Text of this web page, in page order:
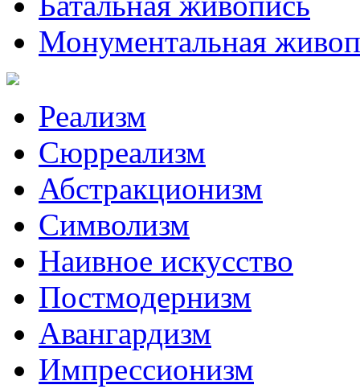
Монументальная
Реализм
Сюрреализм
Абстракционизм
Символизм
Наивное искусство
Постмодернизм
Авангардизм
Импрессионизм